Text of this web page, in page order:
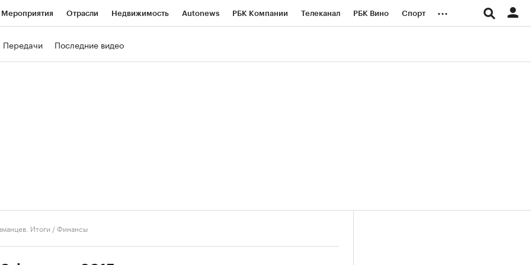
Мероприятия Отрасли Недвижимость Autonews РБК Компании Телеканал РБК Вино Спорт ...
Передачи Последние видео
Итоги /Финансы